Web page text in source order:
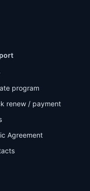
program
renew / payment
Agreement